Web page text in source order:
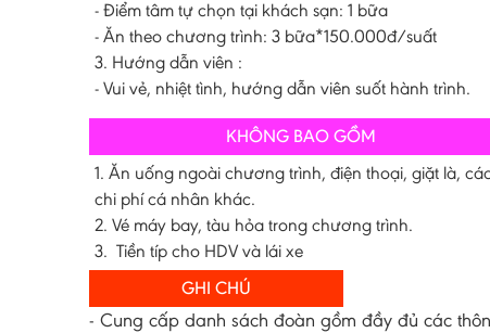
- Điểm tâm tự chọn tại khách sạn: 1 bữa
- Ăn theo chương trình: 3 bữa*150.000đ/suất
3. Hướng dẫn viên :
- Vui vẻ, nhiệt tình, hướng dẫn viên suốt hành trình.
KHÔNG BAO GỒM
1. Ăn uống ngoài chương trình, điện thoại, giặt là,
chi phí cá nhân khác.
2. Vé máy bay, tàu hỏa trong chương trình.
3. Tiền típ cho HDV và lái xe
GHI CHÚ
- Cung cấp danh sách đoàn gồm đầy đủ các